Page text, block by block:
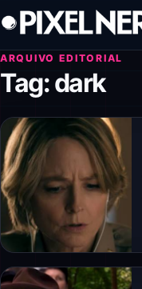
Pular para o conteúdo
ARQUIVO EDITORIAL
Tag:dark